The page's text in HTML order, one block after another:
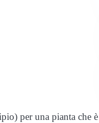
per una pianta che è